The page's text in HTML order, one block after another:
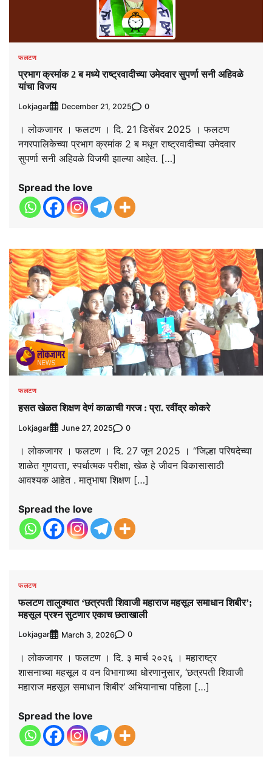
फलटण
प्रभाग क्रमांक 2 ब मध्ये राष्ट्रवादीच्या उमेदवार सुपर्णा सनी अहिवळे
यांचा विजय
Lokjagar December 21, 2025 0
। लोकजागर । फलटण । दि. 21 डिसेंबर 2025 । फलटण
नगरपालिकेच्या प्रभाग क्रमांक 2 ब मधून राष्ट्रवादीच्या उमेदवार
सुपर्णा सनी अहिवळे विजयी झाल्या आहेत. […]
Spread the love
फलटण
हसत खेळत शिक्षण देणं काळाची गरज : प्रा. रवींद्र कोकरे
Lokjagar June 27, 2025 0
। लोकजागर । फलटण । दि. 27 जून 2025 । “जिल्हा परिषदेच्या
शाळेत गुणवत्ता, स्पर्धात्मक परीक्षा, खेळ हे जीवन विकासासाठी
आवश्यक आहेत . मातृभाषा शिक्षण […]
Spread the love
फलटण
फलटण तालुक्यात ‘छत्रपती शिवाजी महाराज महसूल समाधान शिबीर’;
महसूल प्रश्न सुटणार एकाच छताखाली
Lokjagar March 3, 2026 0
। लोकजागर । फलटण । दि. ३ मार्च २०२६ । महाराष्ट्र
शासनाच्या महसूल व वन विभागाच्या धोरणानुसार, ‘छत्रपती शिवाजी
महाराज महसूल समाधान शिबीर’ अभियानाचा पहिला […]
Spread the love